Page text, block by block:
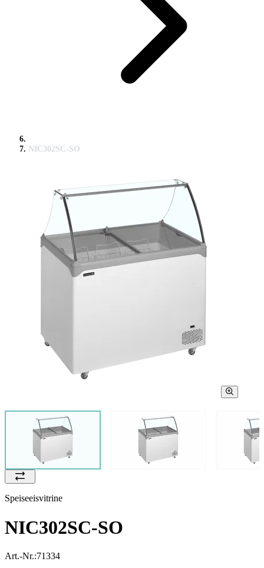
NIC302SC-SO
Speiseeisvitrine
NIC302SC-SO
Art.-Nr.:71334